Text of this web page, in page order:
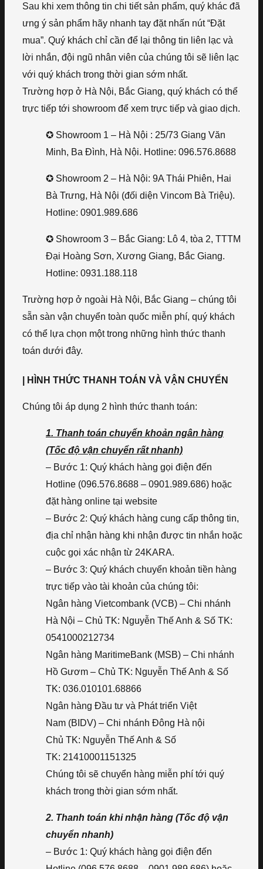
Sau khi xem thông tin chi tiết sản phẩm, quý khác đã
ưng ý sản phẩm hãy nhanh tay đặt nhấn nút “Đặt
mua”. Quý khách chỉ cần để lại thông tin liên lạc và
lời nhắn, đội ngũ nhân viên của chúng tôi sẽ liên lạc
với quý khách trong thời gian sớm nhất.
Trường hợp ở Hà Nội, Bắc Giang, quý khách có thể
trực tiếp tới showroom để xem trực tiếp và giao dịch.
✪ Showroom 1 – Hà Nội : 25/73 Giang Văn
Minh, Ba Đình, Hà Nội. Hotline: 096.576.8688
✪ Showroom 2 – Hà Nội: 9A Thái Phiên, Hai
Bà Trưng, Hà Nội (đối diện Vincom Bà Triệu).
Hotline: 0901.989.686
✪ Showroom 3 – Bắc Giang: Lô 4, tòa 2, TTTM
Đại Hoàng Sơn, Xương Giang, Bắc Giang.
Hotline: 0931.188.118
Trường hợp ở ngoài Hà Nội, Bắc Giang – chúng tôi
sẵn sàn vận chuyển toàn quốc miễn phí, quý khách
có thể lựa chọn một trong những hình thức thanh
toán dưới đây.
| HÌNH THỨC THANH TOÁN VÀ VẬN CHUYỂN
Chúng tôi áp dụng 2 hình thức thanh toán:
1. Thanh toán chuyển khoản ngân hàng
(Tốc độ vận chuyển rất nhanh)
– Bước 1: Quý khách hàng gọi điện đến
Hotline (096.576.8688 – 0901.989.686) hoặc
đặt hàng online tại website
– Bước 2: Quý khách hàng cung cấp thông tin,
địa chỉ nhận hàng khi nhận được tin nhắn hoặc
cuộc gọi xác nhận từ 24KARA.
– Bước 3: Quý khách chuyển khoản tiền hàng
trực tiếp vào tài khoản của chúng tôi:
Ngân hàng Vietcombank (VCB) – Chi nhánh
Hà Nội – Chủ TK: Nguyễn Thế Anh & Số TK:
0541000212734
Ngân hàng MaritimeBank (MSB) – Chi nhánh
Hồ Gươm – Chủ TK: Nguyễn Thế Anh & Số
TK: 036.010101.68866
Ngân hàng Đầu tư và Phát triển Việt
Nam (BIDV) – Chi nhánh Đông Hà nội
Chủ TK: Nguyễn Thế Anh & Số
TK: 21410001151325
Chúng tôi sẽ chuyển hàng miễn phí tới quý
khách trong thời gian sớm nhất.
2. Thanh toán khi nhận hàng (Tốc độ vận
chuyển nhanh)
– Bước 1: Quý khách hàng gọi điện đến